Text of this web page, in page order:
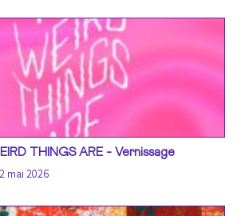
THINGS ARE - Vernissage
mai 2026